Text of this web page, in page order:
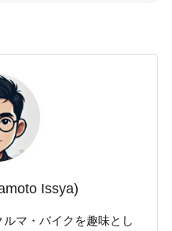
Issya)
マ・バイクを趣味とし